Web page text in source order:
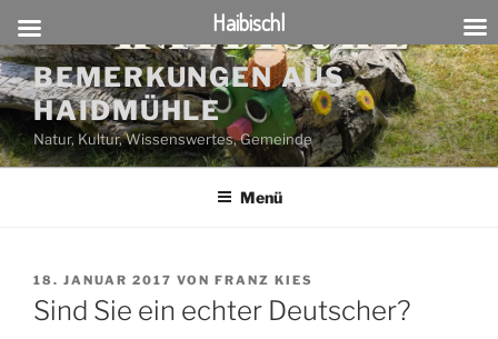
Zum
Inhalt
springen
BEMERKUNGEN AUS
HAIDMÜHLE
Natur, Kultur, Wissenswertes, Gemeinde
Menü
VERÖFFENTLICHT
AM
18. JANUAR 2017 VON FRANZ KIES
Sind Sie ein echter Deutscher?
Haibischl